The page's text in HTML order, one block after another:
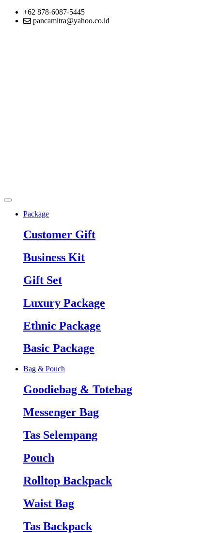
+62 878-6087-5445
pancamitra@yahoo.co.id
Package
Customer Gift
Business Kit
Gift Set
Luxury Package
Ethnic Package
Basic Package
Bag & Pouch
Goodiebag & Totebag
Messenger Bag
Tas Selempang
Pouch
Rolltop Backpack
Waist Bag
Tas Backpack